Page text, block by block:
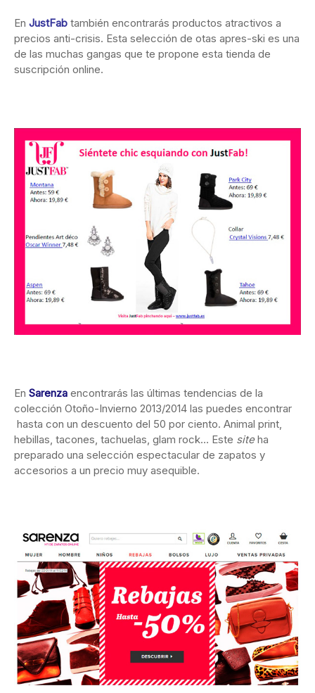
En JustFab también encontrarás productos atractivos a
precios anti-crisis. Esta selección de otas apres-ski es una
de las muchas gangas que te propone esta tienda de
suscripción online.
En Sarenza encontrarás las últimas tendencias de la
colección Otoño-Invierno 2013/2014 las puedes encontrar
hasta con un descuento del 50 por ciento. Animal print,
hebillas, tacones, tachuelas, glam rock… Este siteha
preparado una selección espectacular de zapatos y
accesorios a un precio muy asequible.